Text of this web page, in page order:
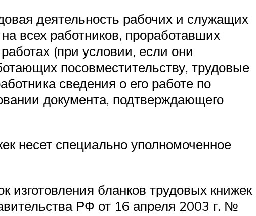
деятельность рабочих и служащих
всех работников, проработавших
(при условии, если они
посовместительству, трудовые
сведения о его работе по
документа, подтверждающего
несет специально уполномоченное
изготовления бланков трудовых книжек
РФ от 16 апреля 2003 г. №